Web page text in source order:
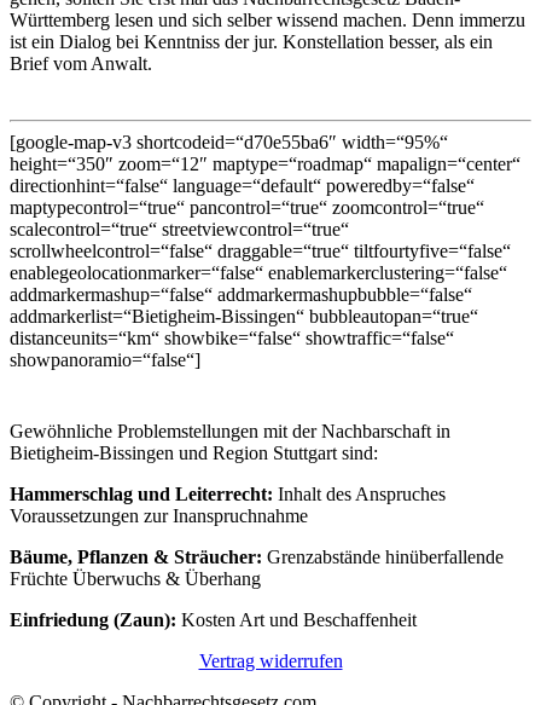
Württemberg lesen und sich selber wissend machen. Denn immerzu
ist ein Dialog bei Kenntniss der jur. Konstellation besser, als ein
Brief vom Anwalt.
[google-map-v3 shortcodeid=“d70e55ba6″ width=“95%“
height=“350″ zoom=“12″ maptype=“roadmap“ mapalign=“center“
directionhint=“false“ language=“default“ poweredby=“false“
maptypecontrol=“true“ pancontrol=“true“ zoomcontrol=“true“
scalecontrol=“true“ streetviewcontrol=“true“
scrollwheelcontrol=“false“ draggable=“true“ tiltfourtyfive=“false“
enablegeolocationmarker=“false“ enablemarkerclustering=“false“
addmarkermashup=“false“ addmarkermashupbubble=“false“
addmarkerlist=“Bietigheim-Bissingen“ bubbleautopan=“true“
distanceunits=“km“ showbike=“false“ showtraffic=“false“
showpanoramio=“false“]
Gewöhnliche Problemstellungen mit der Nachbarschaft in
Bietigheim-Bissingen und Region Stuttgart sind:
Hammerschlag und Leiterrecht: Inhalt des Anspruches
Voraussetzungen zur Inanspruchnahme
Bäume, Pflanzen & Sträucher: Grenzabstände hinüberfallende
Früchte Überwuchs & Überhang
Einfriedung (Zaun): Kosten Art und Beschaffenheit
Vertrag widerrufen